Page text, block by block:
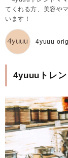
てくれる方、美容や
います！
4yuuu
4yuuuトレ